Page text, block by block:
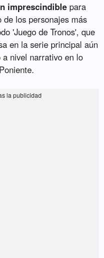
imprescindible para
los personajes más
'Juego de Tronos', que
en la serie principal aún
nivel narrativo en lo